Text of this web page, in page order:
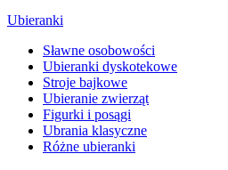
Ubieranki
Sławne osobowości
Ubieranki dyskotekowe
Stroje bajkowe
Ubieranie zwierząt
Figurki i posągi
Ubrania klasyczne
Różne ubieranki